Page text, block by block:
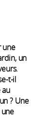
une
un
t-il
au
? Une